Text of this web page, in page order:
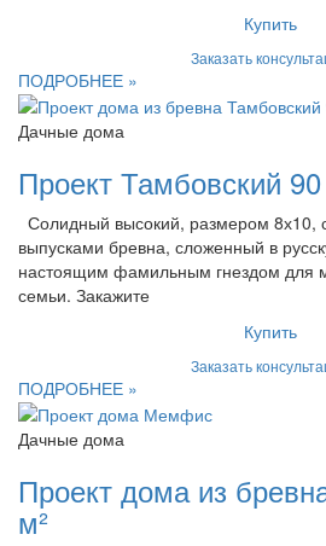
Купить
Заказать
ПОДРОБНЕЕ »
Дачные дома
Проект Тамбовский
Солидный высокий, размером
выпусками бревна, сложенный в
настоящим фамильным гнездом для
семьи. Закажите
Купить
Заказать
ПОДРОБНЕЕ »
Дачные дома
Проект дома из
м²